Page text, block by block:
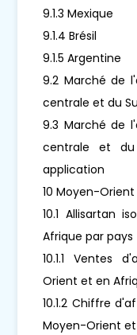
9.1.3 Mexique
9.1.4 Brésil
9.1.5 Argentine
9.2 Marché de
centrale et du
9.3 Marché de
centrale et
application
10 Moyen-
10.1 Allisartan
Afrique par pays
10.1.1 Ventes
Orient et en
10.1.2 Chiffre
Moyen-Orient